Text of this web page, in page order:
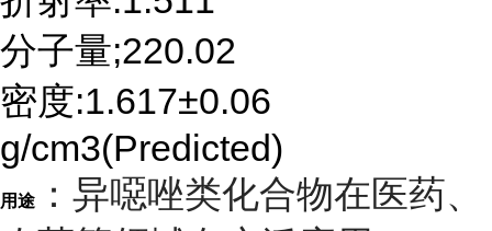
分子量;220.02
密度:1.617±0.06
g/cm3(Predicted)
用途
：异噁唑类化合物在医药、